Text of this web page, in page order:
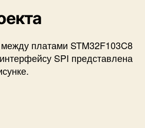
платами STM32F103C8
SPI представлена